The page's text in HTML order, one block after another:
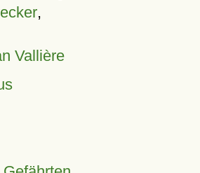
,
Vallière